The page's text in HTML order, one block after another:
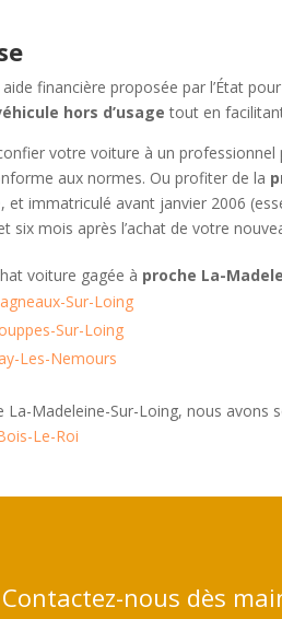
financière proposée par l’État
hors d’usage tout en
votre voiture à un professionnel
aux normes. Ou profiter de la
et immatriculé avant janvier 2006
six mois après l’achat de votre
voiture gagée à proche La-
Sur-Loing
Sur-Loing
Les-Nemours
La-Madeleine-Sur-Loing, nous
Le-Roi
Contactez-nous dès